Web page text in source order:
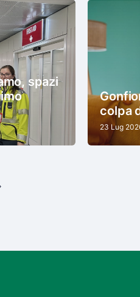
spazi
colpa
23 Lug